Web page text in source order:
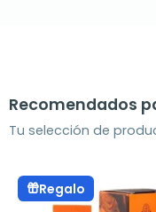
Recomendados
Tu selección de
Regalo